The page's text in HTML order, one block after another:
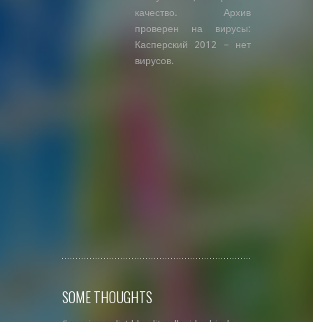
качество. Архив
проверен на вирусы:
Касперский 2012 – нет
вирусов.
SOME THOUGHTS